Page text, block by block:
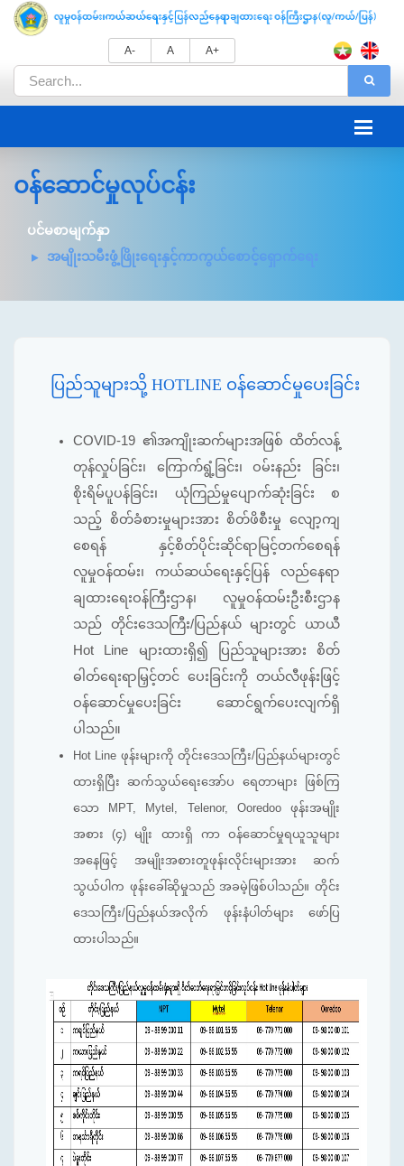
A- A A+
ဝန်ဆောင်မှုလုပ်ငန်း
ပင်မစာမျက်နှာ
အမျိုးသမီးဖွံ့ဖြိုးရေးနှင့်ကာကွယ်စောင့်ရှောက်ရေး
ပြည်သူများသို့ HOTLINE ဝန်ဆောင်မှုပေးခြင်း
COVID-19 ၏အကျိုးဆက်များအဖြစ် ထိတ်လန့်
တုန်လှုပ်ခြင်း၊ ကြောက်ရွံ့ခြင်း၊ ဝမ်းနည်း ခြင်း၊
စိုးရိမ်ပူပန်ခြင်း၊ ယုံကြည်မှုပျောက်ဆုံးခြင်း စ
သည့် စိတ်ခံစားမှုများအား စိတ်ဖိစီးမှု လျော့ကျ
စေရန် နှင့်စိတ်ပိုင်းဆိုင်ရာမြင့်တက်စေရန်
လူမှုဝန်ထမ်း၊ ကယ်ဆယ်ရေးနှင့်ပြန် လည်နေရာ
ချထားရေးဝန်ကြီးဌာန၊ လူမှုဝန်ထမ်းဦးစီးဌာန
သည် တိုင်းဒေသကြီး/ပြည်နယ် များတွင် ယာယီ
Hot Line များထားရှိ၍ ပြည်သူများအား စိတ်
ဓါတ်ရေးရာမြှင့်တင် ပေးခြင်းကို တယ်လီဖုန်းဖြင့်
ဝန်ဆောင်မှုပေးခြင်း ဆောင်ရွက်ပေးလျက်ရှိ
ပါသည်။
Hot Line ဖုန်းများကို တိုင်းဒေသကြီး/ပြည်နယ်များတွင်
ထားရှိပြီး ဆက်သွယ်ရေးအော်ပ ရေတာများ ဖြစ်ကြ
သော MPT, Mytel, Telenor, Ooredoo ဖုန်းအမျိုး
အစား (၄) မျိုး ထားရှိ ကာ ဝန်ဆောင်မှုရယူသူများ
အနေဖြင့် အမျိုးအစားတူဖုန်းလိုင်းများအား ဆက်
သွယ်ပါက ဖုန်းခေါ်ဆိုမှုသည် အခမဲ့ဖြစ်ပါသည်။ တိုင်း
ဒေသကြီး/ပြည်နယ်အလိုက် ဖုန်းနံပါတ်များ ဖော်ပြ
ထားပါသည်။